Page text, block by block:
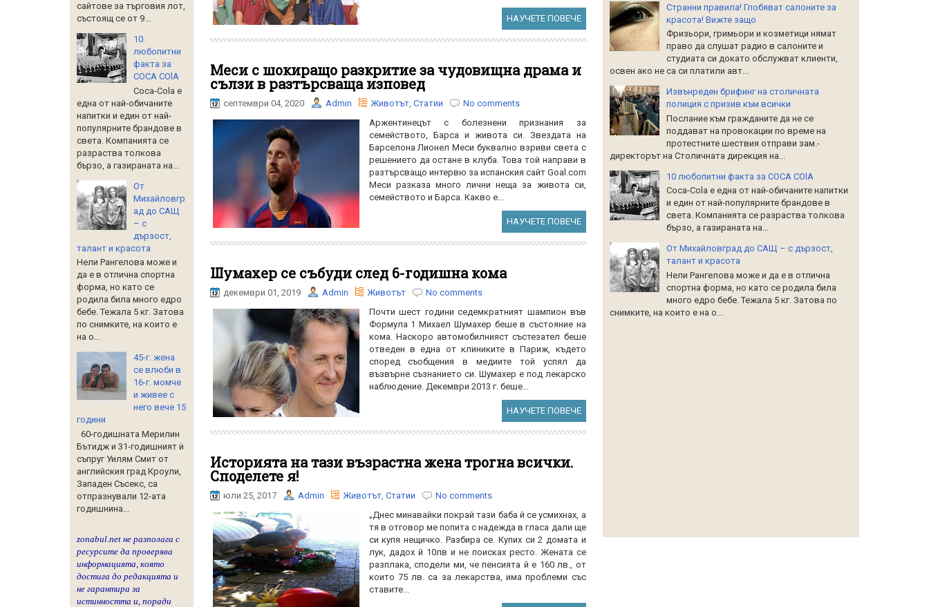
НАУЧЕТЕ ПОВЕЧЕ
Меси с шокиращо разкритие за чудовищна драма и
сълзи в разтърсваща изповед
септември 04, 2020 Admin Животът, Статии
No comments
Аржентинецът с болезнени признания за
семейството, Барса и живота си. Звездата на
Барселона Лионел Меси буквално взриви света с
решението да остане в клуба. Това той направи в
разтърсващо интервю за испанския сайт Goal.com
Меси разказа много лични неща за живота си,
семейството и Барса. Какво е...
НАУЧЕТЕ ПОВЕЧЕ
Шумахер се събуди след 6-годишна кома
декември 01, 2019 Admin Животът
No comments
Почти шест години седемкратният шампион във
Формула 1 Михаел Шумахер беше в състояние на
кома. Наскоро автомобилнияст състезател беше
отведен в една от клиниките в Париж, където
според съобщения в медиите той успял да
възвърне съзнанието си. Шумахер е под лекарско
наблюдение. Декември 2013 г. беше...
НАУЧЕТЕ ПОВЕЧЕ
Историята на тази възрастна жена трогна всички.
Споделете я!
юли 25, 2017 Admin Животът, Статии
No comments
„Днес минавайки покрай тази баба й се усмихнах, а
тя в отговор ме попита с надежда в гласа дали ще
си купя нещичко. Разбира се. Купих си 2 домата и
лук, дадох й 10лв и не поисках ресто. Жената се
разплака, сподели ми, че пенсията й е 160 лв., от
които 75 лв. са за лекарства, има проблеми със
ставите...
сайтове за търговия лот,
състоящ се от 9...
10
любопитни
факта за
COCA COlA
Coca-Cola е
една от най-обичаните
напитки и един от най-
популярните брандове в
света. Компанията се
разраства толкова
бързо, а газираната на...
От
Михайловгр
ад до САЩ
– с
дързост,
талант и красота
Нели Рангелова може и
да е в отлична спортна
форма, но като се
родила била много едро
бебе. Тежала 5 кг. Затова
по снимките, на които е
на о...
45-г. жена
се влюби в
16-г. момче
и живее с
него вече 15
години
60-годишната Мерилин
Бътидж и 31-годишният ѝ
съпруг Уилям Смит от
английския град Кроули,
Западен Съсекс, са
отпразнували 12-ата
годишнина...
zonabul.net не разполага с
ресурсите да проверява
информацията, която
достига до редакцията и
не гарантира за
истинността и, поради
Странни правила! Глобяват салоните за
красота! Вижте защо
Фризьори, гримьори и козметици нямат
право да слушат радио в салоните и
студиата си докато обслужват клиенти,
освен ако не са си платили авт...
Извънреден брифинг на столичната
полиция с призив към всички
Послание към гражданите да не се
поддават на провокации по време на
протестните шествия отправи зам.-
директорът на Столичната дирекция на...
10 любопитни факта за COCA COlA
Coca-Cola е една от най-обичаните напитки
и един от най-популярните брандове в
света. Компанията се разраства толкова
бързо, а газираната на...
От Михайловград до САЩ – с дързост,
талант и красота
Нели Рангелова може и да е в отлична
спортна форма, но като се родила била
много едро бебе. Тежала 5 кг. Затова по
снимките, на които е на о...